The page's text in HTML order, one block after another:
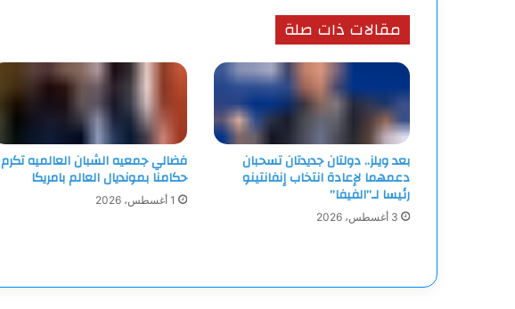
مقالات ذات صلة
بعد ويلز.. دولتان جديدتان تسحبان
دعمهما لإعادة انتخاب إنفانتينو
رئيسا لـ”الفيفا”
3 أغسطس، 2026
فضالي جمعيه الشبان العالميه تكرم
حكامنا بمونديال العالم بامريكا
1 أغسطس، 2026